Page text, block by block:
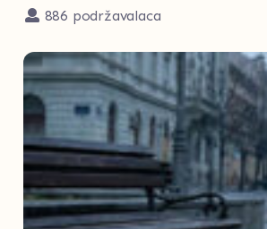
886 podržavalaca